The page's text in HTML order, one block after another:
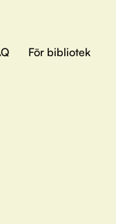
För bibliotek